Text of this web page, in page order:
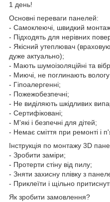
1 день!
Основні переваги панелей:
- Самоклеючі, швидкий
- Підходять для нерівних
- Якісний утеплювач
дуже актуально);
- Мають шумоізоляційні та
- Миючі, не поглинають
- Гіпоалергенні;
- Пожежобезпечні;
- Не виділяють шкідливих
- Сертифіковані;
- М'які і безпечні для дітей;
- Немає сміття при ремонті і
Інструкція по монтажу 3D
- Зробити заміри;
- Протерти стіну від пилу;
- Зняти захисну плівку з
- Приклеїти і щільно
Як зробити замовлення?